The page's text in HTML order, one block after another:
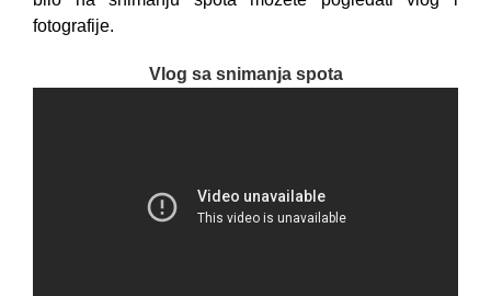
fotografije.
Vlog sa snimanja spota